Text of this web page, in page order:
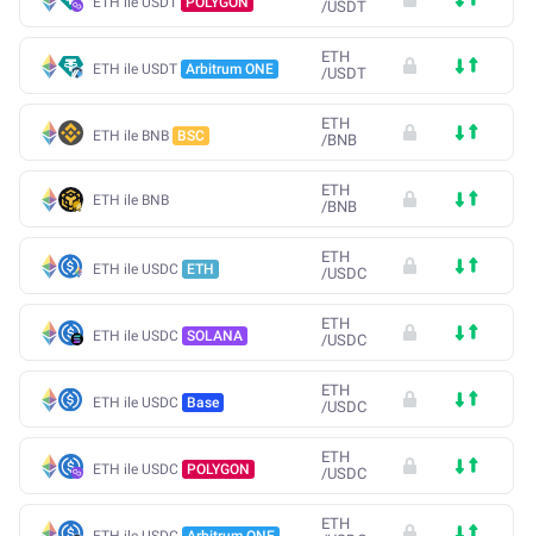
/USDT
ETH ile USDT Arbitrum ONE
ETH
/USDT
ETH ile BNB BSC
ETH
/BNB
ETH ile BNB
ETH
/BNB
ETH ile USDC ETH
ETH
/USDC
ETH ile USDC SOLANA
ETH
/USDC
ETH ile USDC Base
ETH
/USDC
ETH ile USDC POLYGON
ETH
/USDC
ETH